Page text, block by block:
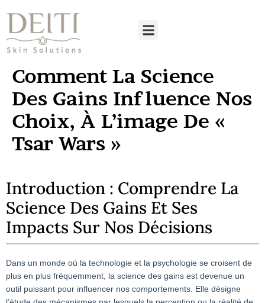
Comment La Science
Des Gains Influence Nos
Choix, À L’image De «
Tsar Wars »
Introduction : Comprendre La
Science Des Gains Et Ses
Impacts Sur Nos Décisions
Dans un monde où la technologie et la psychologie se croisent de
plus en plus fréquemment, la science des gains est devenue un
outil puissant pour influencer nos comportements. Elle désigne